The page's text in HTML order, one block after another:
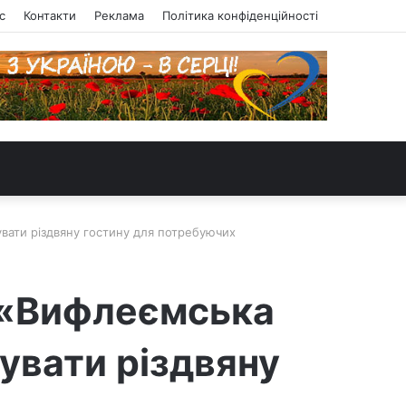
Контакти Реклама Політика конфіденційності
різдвяну гостину для потребуючих
«Вифлеємська
різдвяну